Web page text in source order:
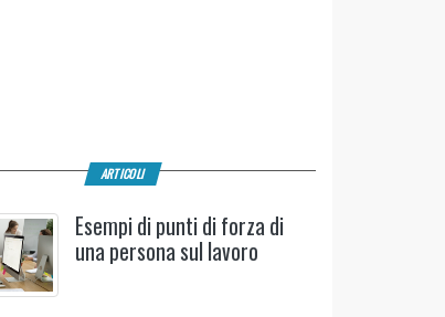
ARTICOLI
Esempi di punti di forza di
una persona sul lavoro